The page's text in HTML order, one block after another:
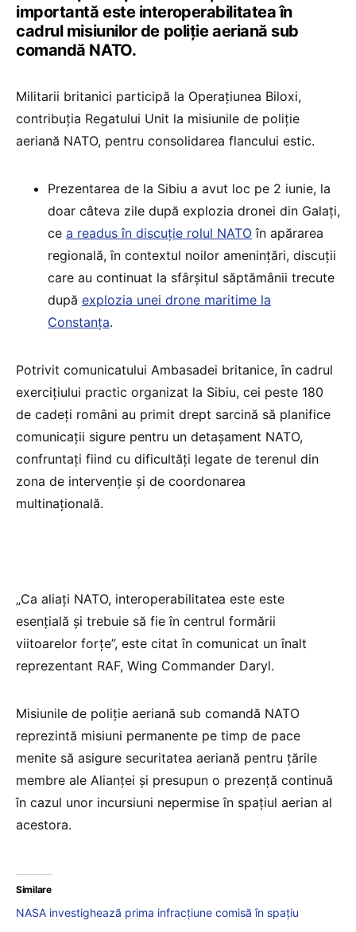
importantă este interoperabilitatea în
cadrul misiunilor de poliție aeriană sub
comandă NATO.
Militarii britanici participă la Operațiunea Biloxi,
contribuția Regatului Unit la misiunile de poliție
aeriană NATO, pentru consolidarea flancului estic.
Prezentarea de la Sibiu a avut loc pe 2 iunie, la
doar câteva zile după explozia dronei din Galați,
ce a readus în discuție rolul NATO în apărarea
regională, în contextul noilor amenințări, discuții
care au continuat la sfârșitul săptămânii trecute
după explozia unei drone maritime la
Constanța.
Potrivit comunicatului Ambasadei britanice, în cadrul
exercițiului practic organizat la Sibiu, cei peste 180
de cadeți români au primit drept sarcină să planifice
comunicații sigure pentru un detașament NATO,
confruntați fiind cu dificultăți legate de terenul din
zona de intervenție și de coordonarea
multinațională.
„Ca aliați NATO, interoperabilitatea este este
esențială și trebuie să fie în centrul formării
viitoarelor forțe”, este citat în comunicat un înalt
reprezentant RAF, Wing Commander Daryl.
Misiunile de poliție aeriană sub comandă NATO
reprezintă misiuni permanente pe timp de pace
menite să asigure securitatea aeriană pentru țările
membre ale Alianței și presupun o prezență continuă
în cazul unor incursiuni nepermise în spațiul aerian al
acestora.
Similare
NASA investighează prima infracțiune comisă în spațiu